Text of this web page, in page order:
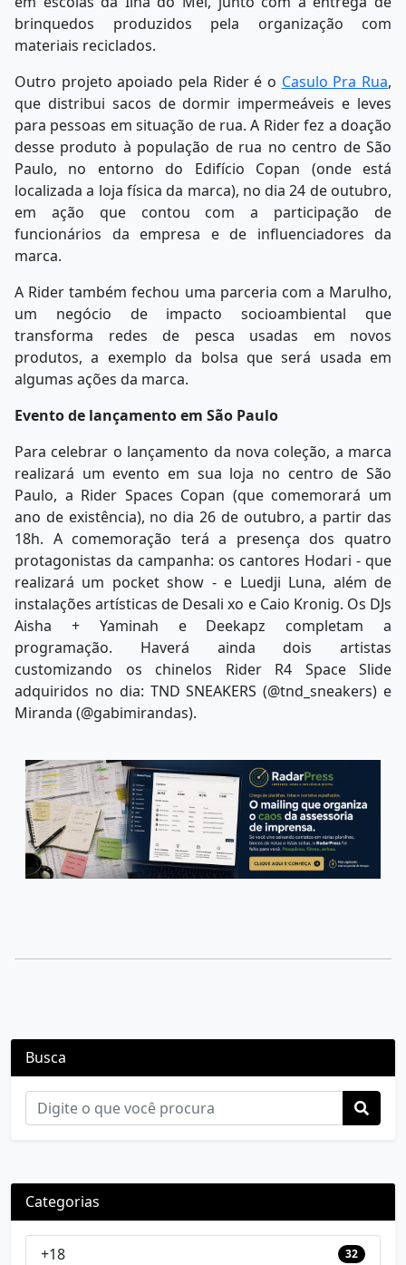
brinquedos produzidos pela organização com
materiais reciclados.
Outro projeto apoiado pela Rider é o Casulo Pra Rua,
que distribui sacos de dormir impermeáveis e leves
para pessoas em situação de rua. A Rider fez a doação
desse produto à população de rua no centro de São
Paulo, no entorno do Edifício Copan (onde está
localizada a loja física da marca), no dia 24 de outubro,
em ação que contou com a participação de
funcionários da empresa e de influenciadores da
marca.
A Rider também fechou uma parceria com a Marulho,
um negócio de impacto socioambiental que
transforma redes de pesca usadas em novos
produtos, a exemplo da bolsa que será usada em
algumas ações da marca.
Evento de lançamento em São Paulo
Para celebrar o lançamento da nova coleção, a marca
realizará um evento em sua loja no centro de São
Paulo, a Rider Spaces Copan (que comemorará um
ano de existência), no dia 26 de outubro, a partir das
18h. A comemoração terá a presença dos quatro
protagonistas da campanha: os cantores Hodari - que
realizará um pocket show - e Luedji Luna, além de
instalações artísticas de Desali xo e Caio Kronig. Os DJs
Aisha + Yaminah e Deekapz completam a
programação. Haverá ainda dois artistas
customizando os chinelos Rider R4 Space Slide
adquiridos no dia: TND SNEAKERS (@tnd_sneakers) e
Miranda (@gabimirandas).
Busca
Categorias
+18 32